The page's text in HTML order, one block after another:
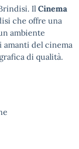
Il Cinema
che offre una
ambiente
amanti del cinema
di qualità.